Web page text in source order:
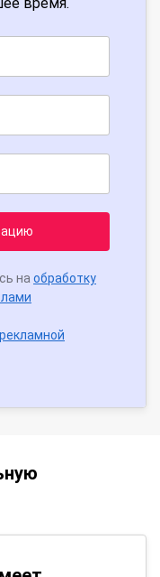
на обработку